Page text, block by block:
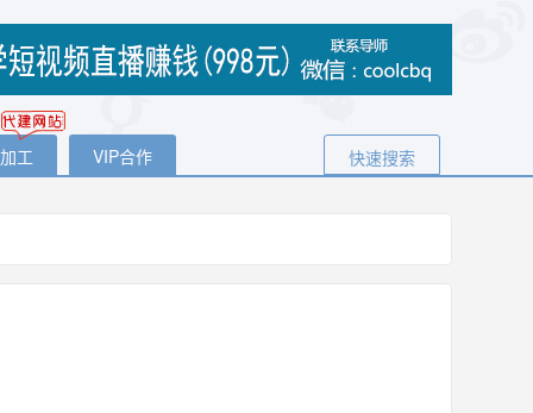
工 VIP合作 快速搜索